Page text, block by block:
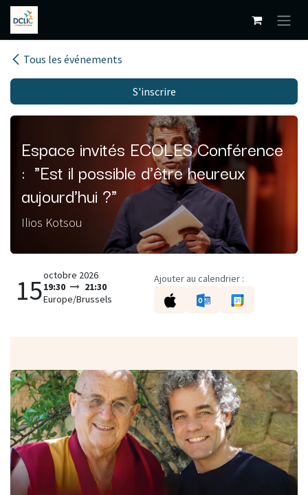
Se rendre au contenu
Tous les événements
S'inscrire
Espace invités ECOLES Conférence
: "Est il possible d'être heureux
aujourd'hui ?"
Ilios Kotsou
15octobre 2026
19:30
21:30
Europe/Brussels
Ajouter au calendrier :